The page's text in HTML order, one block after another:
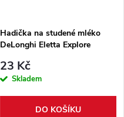
Hadička na studené mléko
DeLonghi Eletta Explore
23 Kč
Skladem
DO KOŠÍKU